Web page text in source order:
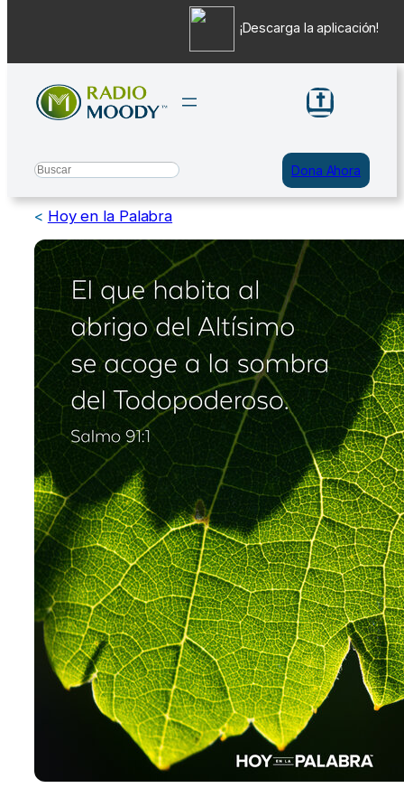
contenido
Search Dona Ahora
< Hoy en la Palabra
¡Descarga la aplicación!